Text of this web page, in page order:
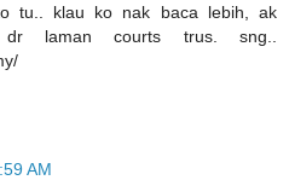
tu.. klau ko nak baca lebih, ak
laman courts trus. sng..
AM